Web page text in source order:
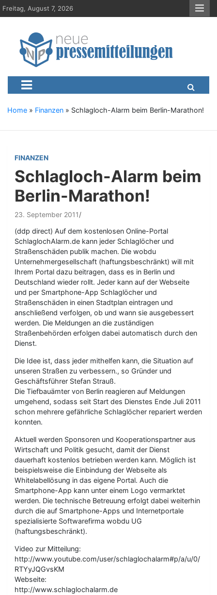
S
k
Freitag, August 7, 2026
Neue-
Presseportal, Nachrichten, News, Meldungen, Wirtschaft
Home » Finanzen » Schlagloch-Alarm beim Berlin-Marathon!
FINANZEN
Schlagloch-Alarm beim
Berlin-Marathon!
23. September 2011
(ddp direct) Auf dem kostenlosen Online-Portal
SchlaglochAlarm.de kann jeder Schlaglöcher und
Straßenschäden publik machen. Die wobdu
Unternehmergesellschaft (haftungsbeschränkt) will mit
Ihrem Portal dazu beitragen, dass es in Berlin und
Deutschland wieder rollt. Jeder kann auf der Webseite
und per Smartphone-App Schlaglöcher und
Straßenschäden in einen Stadtplan eintragen und
anschließend verfolgen, ob und wann sie ausgebessert
werden. Die Meldungen an die zuständigen
Straßenbehörden erfolgen dabei automatisch durch den
Dienst.
Die Idee ist, dass jeder mithelfen kann, die Situation auf
unseren Straßen zu verbessern., so Gründer und
Geschäftsführer Stefan Strauß.
Die Tiefbauämter von Berlin reagieren auf Meldungen
umgehend, sodass seit Start des Dienstes Ende Juli 2011
schon mehrere gefährliche Schlaglöcher repariert werden
konnten.
Aktuell werden Sponsoren und Kooperationspartner aus
Wirtschaft und Politik gesucht, damit der Dienst
dauerhaft kostenlos betrieben werden kann. Möglich ist
beispielsweise die Einbindung der Webseite als
Whitelabellösung in das eigene Portal. Auch die
Smartphone-App kann unter einem Logo vermarktet
werden. Die technische Betreuung erfolgt dabei weiterhin
durch die auf Smartphone-Apps und Internetportale
spezialisierte Softwarefirma wobdu UG
(haftungsbeschränkt).
Video zur Mitteilung:
http://www.youtube.com/user/schlaglochalarm#p/a/u/0/
RTYyJQGvsKM
Webseite:
http://www.schlaglochalarm.de